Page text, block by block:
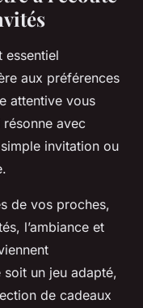
essentiel
aux préférences
attentive vous
avec
invitation ou
de vos proches,
l’ambiance et
un jeu adapté,
de cadeaux